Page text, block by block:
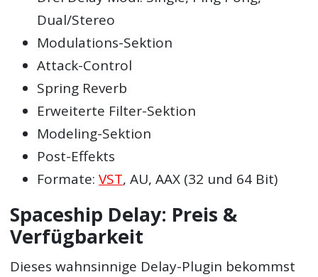
Dual/Stereo
Modulations-Sektion
Attack-Control
Spring Reverb
Erweiterte Filter-Sektion
Modeling-Sektion
Post-Effekts
Formate:VST, AU, AAX (32 und 64 Bit)
Spaceship Delay: Preis &
Verfügbarkeit
Dieses wahnsinnige Delay-Plugin bekommst